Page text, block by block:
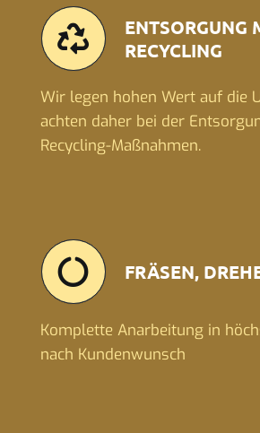
ENTSORGUNG
RECYCLING
Wir legen hohen Wert auf die
achten daher bei der
Recycling-Maßnahmen.
FRÄSEN,
Komplette Anarbeitung in
nach Kundenwunsch